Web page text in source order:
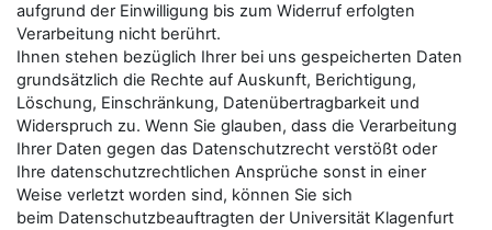
aufgrund der Einwilligung bis zum Widerruf erfolgten
Verarbeitung nicht berührt.
Ihnen stehen bezüglich Ihrer bei uns gespeicherten Daten
grundsätzlich die Rechte auf Auskunft, Berichtigung,
Löschung, Einschränkung, Datenübertragbarkeit und
Widerspruch zu. Wenn Sie glauben, dass die Verarbeitung
Ihrer Daten gegen das Datenschutzrecht verstößt oder
Ihre datenschutzrechtlichen Ansprüche sonst in einer
Weise verletzt worden sind, können Sie sich
beim Datenschutzbeauftragten der Universität Klagenfurt